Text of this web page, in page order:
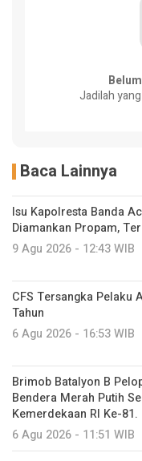
Jadilah
Baca Lainnya
Isu Kapolresta Banda
Diamankan Propam,
9 Agu 2026 - 12:43 WIB
CFS Tersangka Pelaku
Tahun
6 Agu 2026 - 16:53 WIB
Brimob Batalyon B
Bendera Merah Putih
Kemerdekaan RI Ke-81.
6 Agu 2026 - 11:51 WIB